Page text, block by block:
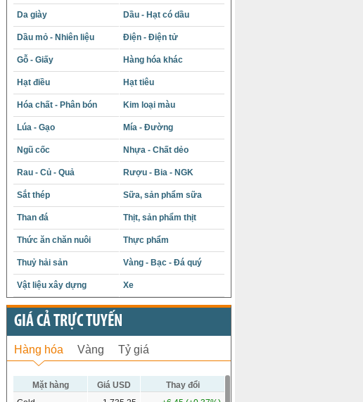
Da giày Dầu - Hạt có dầu
Dầu mỏ - Nhiên liệu Điện - Điện tử
Gỗ - Giấy Hàng hóa khác
Hạt điều Hạt tiêu
Hóa chất - Phân bón Kim loại màu
Lúa - Gạo Mía - Đường
Ngũ cốc Nhựa - Chất dẻo
Rau - Củ - Quả Rượu - Bia - NGK
Sắt thép Sữa, sản phẩm sữa
Than đá Thịt, sản phẩm thịt
Thức ăn chăn nuôi Thực phẩm
Thuỷ hải sản Vàng - Bạc - Đá quý
Vật liệu xây dựng Xe
GIÁ CẢ TRỰC TUYẾN
Hàng hóa Vàng Tỷ giá
Mặt hàng Giá USD
Thay đổi